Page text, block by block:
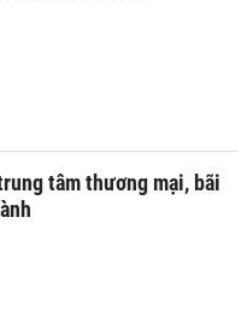
tâm thương mại, bãi